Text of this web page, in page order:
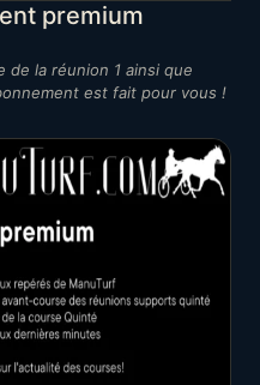
premium
de la réunion 1 ainsi que
est fait pour vous !